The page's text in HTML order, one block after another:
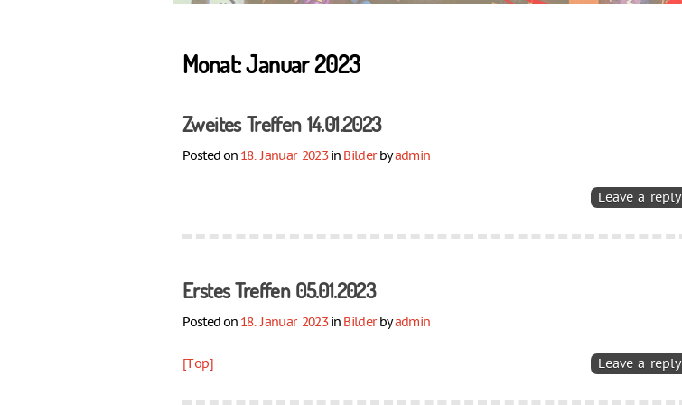
Monat:Januar 2023
Zweites Treffen 14.01.2023
Posted on 18. Januar 2023in Bilderbyadmin
Leave a reply
Erstes Treffen 05.01.2023
Posted on 18. Januar 2023in Bilderbyadmin
[Top] Leave a reply